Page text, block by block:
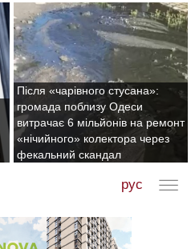
Після «чарівного стусана»:
громада поблизу Одеси
витрачає 6 мільйонів на ремонт
«нічийного» колектора через
фекальний скандал
рус